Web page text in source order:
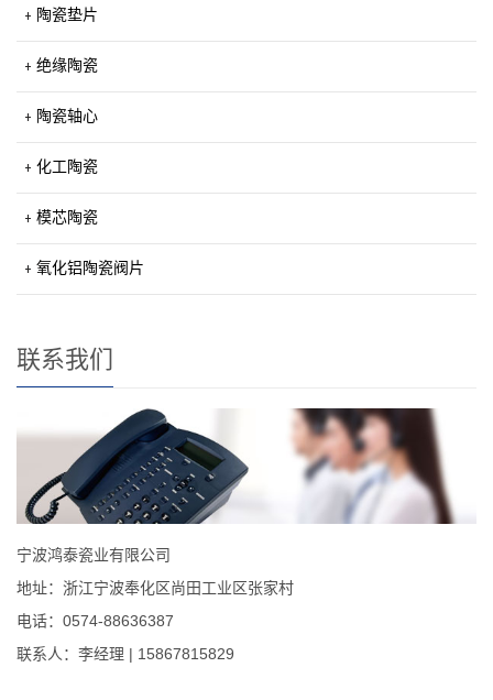
陶瓷垫片
绝缘陶瓷
陶瓷轴心
化工陶瓷
模芯陶瓷
氧化铝陶瓷阀片
联系我们
宁波鸿泰瓷业有限公司
地址：浙江宁波奉化区尚田工业区张家村
电话：0574-88636387
联系人：李经理 | 15867815829